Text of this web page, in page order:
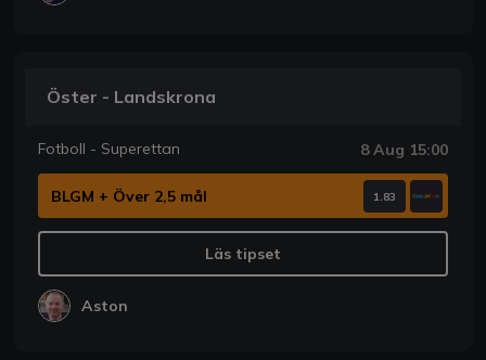
Öster - Landskrona
Fotboll - Superettan 8 Aug 15:00
BLGM + Över 2,5 mål 1.83
Läs tipset
Aston